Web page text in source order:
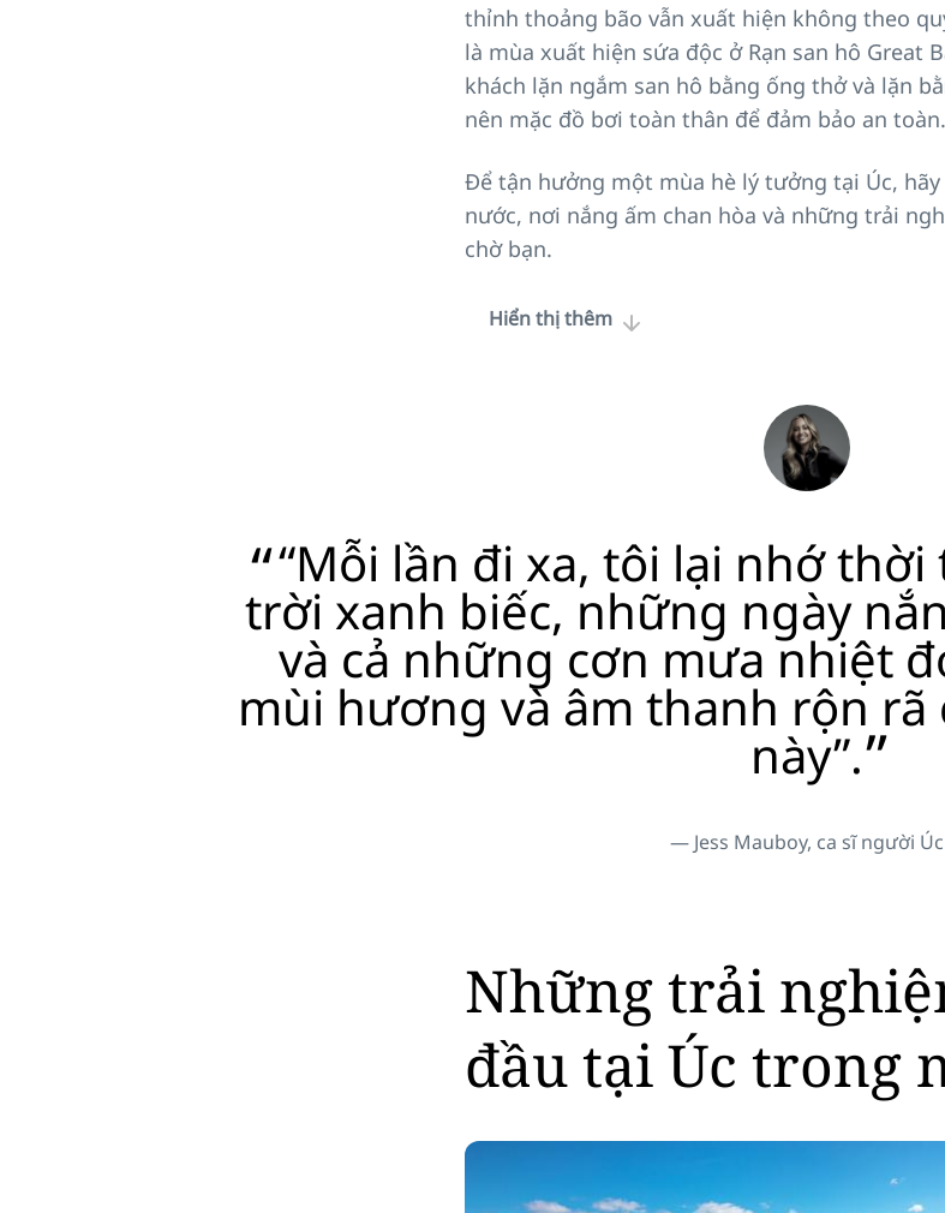
thỉnh thoảng bão vẫn xuất hiện không theo
là mùa xuất hiện sứa độc ở Rạn san hô Great
khách lặn ngắm san hô bằng ống thở và lặn
nên mặc đồ bơi toàn thân để đảm bảo an toàn.
Để tận hưởng một mùa hè lý tưởng tại Úc,
nước, nơi nắng ấm chan hòa và những trải
chờ bạn.
Hiển thị thêm
“Mỗi lần đi xa, tôi lại nhớ
trời xanh biếc, những ngày
và cả những cơn mưa nhiệt
mùi hương và âm thanh rộn rã
này”.
Jess Mauboy, ca sĩ người Úc
Những trải
đầu tại Úc trong